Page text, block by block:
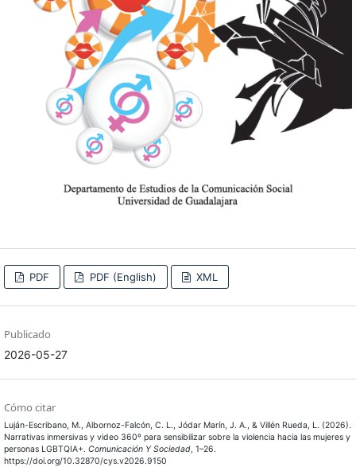
PDF PDF (English) XML
Publicado
2026-05-27
Cómo citar
Luján-Escribano, M., Albornoz-Falcón, C. L., Jódar Marín, J. A., & Villén Rueda, L. (2026).
Narrativas inmersivas y video 360º para sensibilizar sobre la violencia hacia las mujeres y
personas LGBTQIA+. Comunicación Y Sociedad, 1–26.
https://doi.org/10.32870/cys.v2026.9150